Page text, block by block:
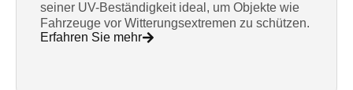
seiner UV-Beständigkeit ideal, um Objekte wie
Fahrzeuge vor Witterungsextremen zu schützen.
Erfahren Sie mehr